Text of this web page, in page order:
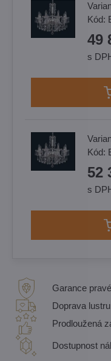
Kód:
49
s
Kód:
52
s
Garance
Doprava
Prodloužená
Dostupnost